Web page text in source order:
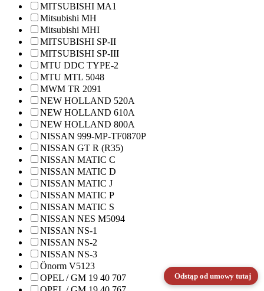
MITSUBISHI MA1
Mitsubishi MH
Mitsubishi MHI
MITSUBISHI SP-II
MITSUBISHI SP-III
MTU DDC TYPE-2
MTU MTL 5048
MWM TR 2091
NEW HOLLAND 520A
NEW HOLLAND 610A
NEW HOLLAND 800A
NISSAN 999-MP-TF0870P
NISSAN GT R (R35)
NISSAN MATIC C
NISSAN MATIC D
NISSAN MATIC J
NISSAN MATIC P
NISSAN MATIC S
NISSAN NES M5094
NISSAN NS-1
NISSAN NS-2
NISSAN NS-3
Önorm V5123
OPEL / GM 19 40 707
Odstąp od umowy tutaj